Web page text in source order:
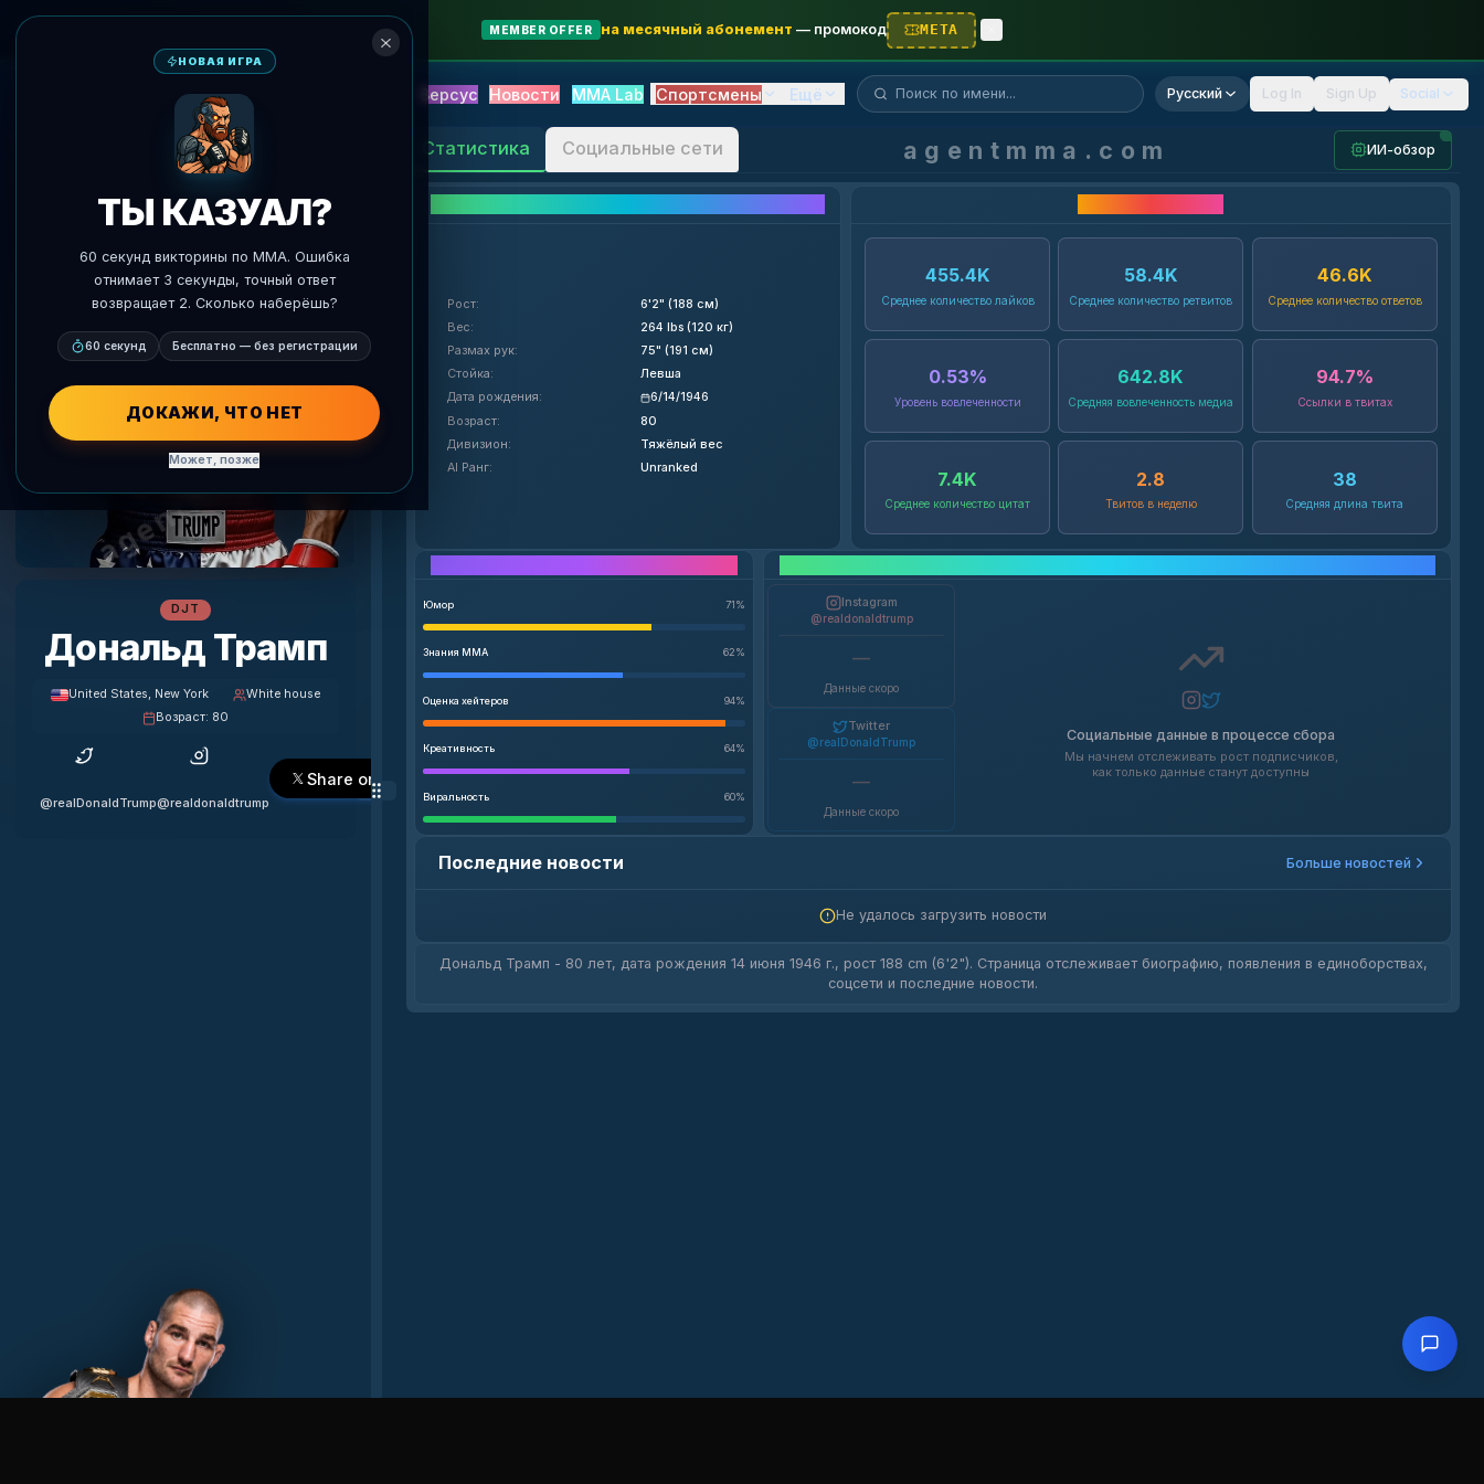
MEMBER OFFER на месячный абонемент — промокод META
ИИ Прогнозы Блиц Версус Новости MMA Lab Спортсмены Ещё Поиск бойца... Русский Log In Sign Up Social
agentmma.com
DJT
Дональд Трамп
United States, New York
White house
Возраст: 80
@realDonaldTrump@realdonaldtrump
Share on X
Статистика Социальные сети agentmma.com ИИ-обзор
Рост:
6'2" (188 см)
Вес:
264 lbs (120 кг)
Размах рук:
75" (191 см)
Стойка:
Левша
Дата рождения:
6/14/1946
Возраст:
80
Дивизион:
Тяжёлый вес
AI Ранг: Unranked
455.4K
Среднее количество лайков
58.4K
Среднее количество ретвитов
46.6K
Среднее количество ответов
0.53%
Уровень вовлеченности
642.8K
Средняя вовлеченность медиа
94.7%
Ссылки в твитах
7.4K
Среднее количество цитат
2.8
Твитов в неделю
38
Средняя длина твита
Юмор 71%
Знания MMA 62%
Оценка хейтеров 94%
Креативность 64%
Виральность 60%
Instagram
@realdonaldtrump
—
Данные скоро
Twitter
@realDonaldTrump
—
Данные скоро
Социальные данные в процессе сбора
Мы начнем отслеживать рост подписчиков,
как только данные станут доступны
Последние новости Больше новостей
Не удалось загрузить новости
Дональд Трамп - 80 лет, дата рождения 14 июня 1946 г., рост 188 cm (6'2"). Страница отслеживает биографию, появления в единоборствах,
соцсети и последние новости.
НОВАЯ ИГРА
ТЫ КАЗУАЛ?
60 секунд викторины по MMA. Ошибка
отнимает 3 секунды, точный ответ
возвращает 2. Сколько наберёшь?
60 секунд Бесплатно — без регистрации
ДОКАЖИ, ЧТО НЕТ
Может, позже